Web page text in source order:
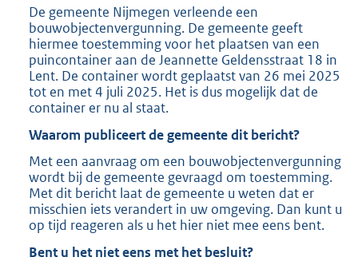
e
:
8
0
4
K
De gemeente Nijmegen verleende een
bouwobjectenvergunning. De gemeente geeft
hiermee toestemming voor het plaatsen van een
puincontainer aan de Jeannette Geldensstraat 18 in
Lent. De container wordt geplaatst van 26 mei 2025
tot en met 4 juli 2025. Het is dus mogelijk dat de
container er nu al staat.
Waarom publiceert de gemeente dit bericht?
Met een aanvraag om een bouwobjectenvergunning
wordt bij de gemeente gevraagd om toestemming.
Met dit bericht laat de gemeente u weten dat er
misschien iets verandert in uw omgeving. Dan kunt u
op tijd reageren als u het hier niet mee eens bent.
Bent u het niet eens met het besluit?